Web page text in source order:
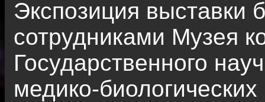
Экспозиция выставки
сотрудниками Музея
Государственного
медико-